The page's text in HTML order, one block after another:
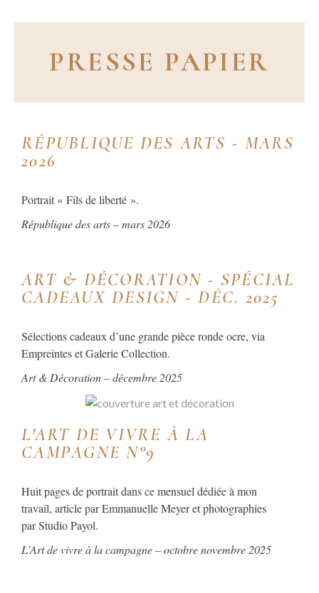
PRESSE PAPIER
RÉPUBLIQUE DES ARTS - MARS
2026
Portrait « Fils de liberté ».
République des arts – mars 2026
ART & DÉCORATION - SPÉCIAL
CADEAUX DESIGN - DÉC. 2025
Sélections cadeaux d’une grande pièce ronde ocre, via
Empreintes et Galerie Collection.
Art & Décoration – décembre 2025
L'ART DE VIVRE À LA
CAMPAGNE N°9
Huit pages de portrait dans ce mensuel dédiée à mon
travail, article par Emmanuelle Meyer et photographies
par Studio Payol.
L’Art de vivre à la campagne – octobre novembre 2025